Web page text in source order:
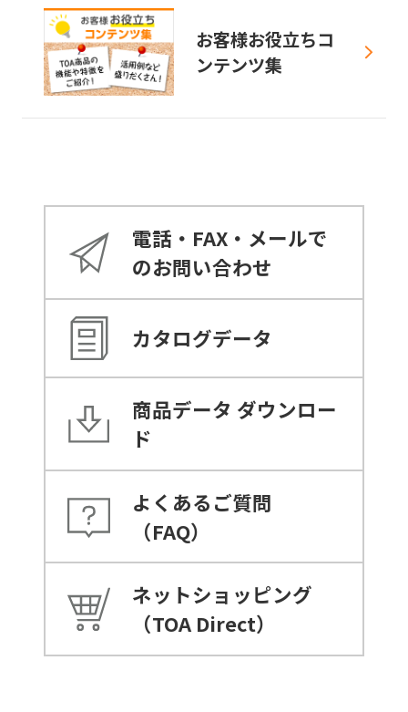
お客様お役立ちコ
ンテンツ集
電話・FAX・メールで
のお問い合わせ
カタログデータ
商品データ ダウンロー
ド
よくあるご質問
（FAQ）
ネットショッピング
（TOA Direct）